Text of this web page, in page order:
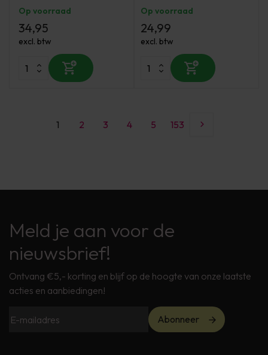
Op voorraad
34,95
excl. btw
Op voorraad
24,99
excl. btw
1 2 3 4 5 153
Meld je aan voor de
nieuwsbrief!
Ontvang €5,- korting en blijf op de hoogte van onze laatste
acties en aanbiedingen!
Abonneer